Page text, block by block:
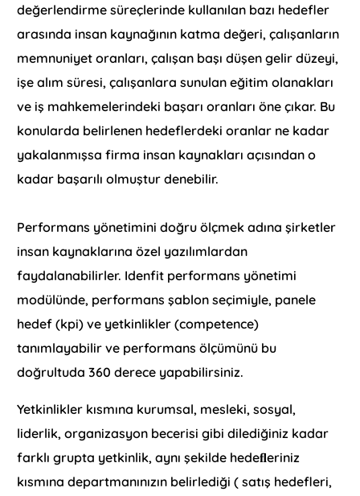
değerlendirme süreçlerinde kullanılan bazı hedefler
arasında insan kaynağının katma değeri, çalışanların
memnuniyet oranları, çalışan başı düşen gelir düzeyi,
işe alım süresi, çalışanlara sunulan eğitim olanakları
ve iş mahkemelerindeki başarı oranları öne çıkar. Bu
konularda belirlenen hedeflerdeki oranlar ne kadar
yakalanmışsa firma insan kaynakları açısından o
kadar başarılı olmuştur denebilir.
Performans yönetimini doğru ölçmek adına şirketler
insan kaynaklarına özel yazılımlardan
faydalanabilirler. Idenfit performans yönetimi
modülünde, performans şablon seçimiyle, panele
hedef (kpi) ve yetkinlikler (competence)
tanımlayabilir ve performans ölçümünü bu
doğrultuda 360 derece yapabilirsiniz.
Yetkinlikler kısmına kurumsal, mesleki, sosyal,
liderlik, organizasyon becerisi gibi dilediğiniz kadar
farklı grupta yetkinlik, aynı şekilde hedeﬂeriniz
kısmına departmanınızın belirlediği ( satış hedefleri,